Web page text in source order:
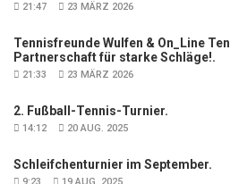
21:47 23 MÄRZ 2026
Tennisfreunde Wulfen & On_Line
Partnerschaft für starke Schläge!.
21:33 23 MÄRZ 2026
2. Fußball-Tennis-Turnier.
14:12 20 AUG. 2025
Schleifchenturnier im September.